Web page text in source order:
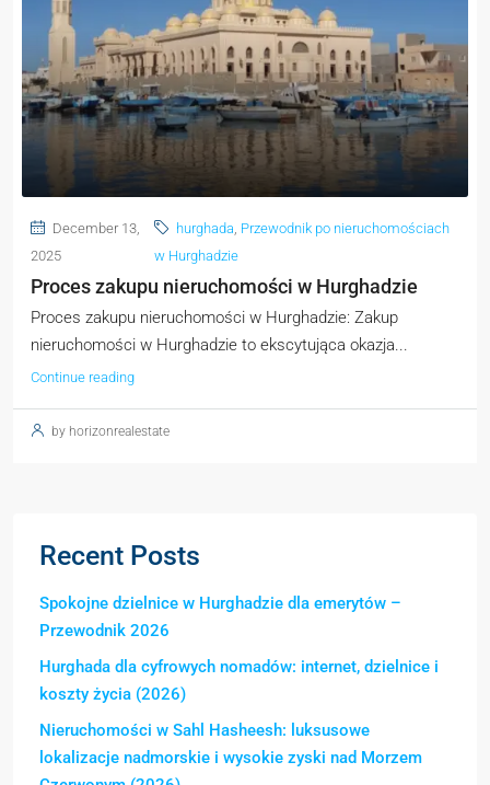
December 13,
2025
hurghada Przewodnik po nieruchomościach
w Hurghadzie
Proces zakupu nieruchomości w Hurghadzie
Proces zakupu nieruchomości w Hurghadzie: Zakup
nieruchomości w Hurghadzie to ekscytująca okazja...
Continue reading
by horizonrealestate
Recent Posts
Spokojne dzielnice w Hurghadzie dla emerytów –
Przewodnik 2026
Hurghada dla cyfrowych nomadów: internet, dzielnice i
koszty życia (2026)
Nieruchomości w Sahl Hasheesh: luksusowe
lokalizacje nadmorskie i wysokie zyski nad Morzem